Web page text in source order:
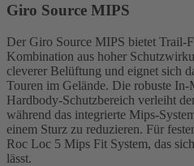
Giro Source MIPS
Der Giro Source MIPS bietet Trail-
Kombination aus hoher
cleverer Belüftung und eignet sich
Touren im Gelände. Die robuste
Hardbody-Schutzbereich verleiht
während das integrierte Mips-
einem Sturz zu reduzieren. Für
Roc Loc 5 Mips Fit System, das
lässt.